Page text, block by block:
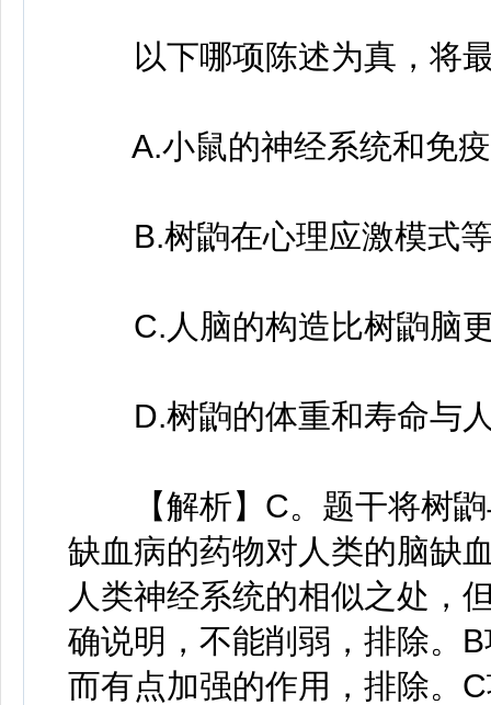
以下哪项陈述为真，将最
A.小鼠的神经系统和免疫
B.树鼩在心理应激模式等
C.人脑的构造比树鼩脑
D.树鼩的体重和寿命与
【解析】C。题干将树鼩
缺血病的药物对人类的脑缺
人类神经系统的相似之处，
确说明，不能削弱，排除。
而有点加强的作用，排除。